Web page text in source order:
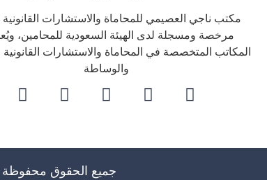
مكتب ناجي العصيمي للمحاماة والاستشارات
مرخصة ومسجلة لدى الهيئة السعودية للمحامين،
المكاتب المتخصصة في المحاماة والاستشارات القانونية
والوساطة
جميع الحقوق